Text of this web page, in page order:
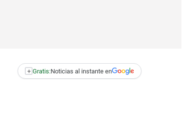
+ Gratis:Noticias al instante en